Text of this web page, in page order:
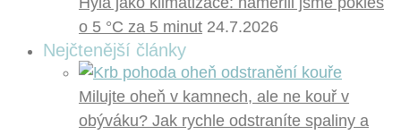
o 5 °C za 5 minut 24.7.2026
Nejčtenější články
Milujte oheň v kamnech, ale ne kouř v
obýváku? Jak rychle odstraníte spaliny a